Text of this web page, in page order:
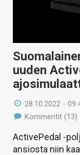
HAKU
uuden
28.10.2022 -
Kommentit (13)
ActivePedal -
ansiosta niin